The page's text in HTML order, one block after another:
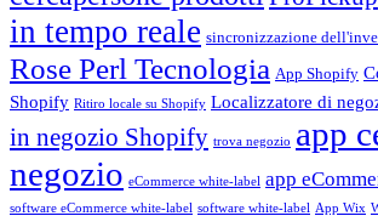
in tempo reale sincronizzazione
Rose Perl Tecnologia App Shopify
Shopify Ritiro locale su Shopify Localizzatore di
in negozio Shopify trova negozio app
negozio eCommerce white-label app
software eCommerce white-label software white-label App Wix